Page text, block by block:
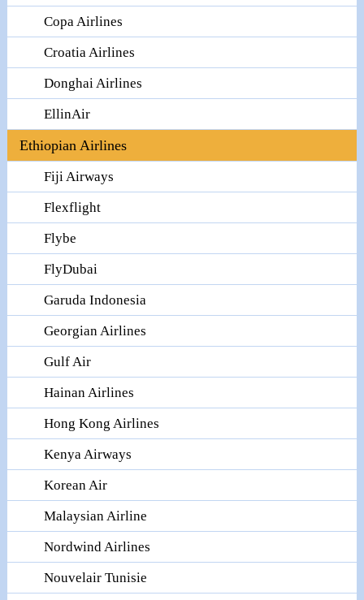
Copa Airlines
Croatia Airlines
Donghai Airlines
EllinAir
Ethiopian Airlines
Fiji Airways
Flexflight
Flybe
FlyDubai
Garuda Indonesia
Georgian Airlines
Gulf Air
Hainan Airlines
Hong Kong Airlines
Kenya Airways
Korean Air
Malaysian Airline
Nordwind Airlines
Nouvelair Tunisie